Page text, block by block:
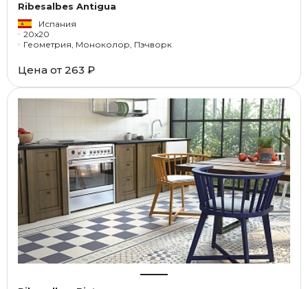
Ribesalbes Antigua
Испания
20x20
Геометрия, Моноколор, Пэчворк
Цена от 263 ₽